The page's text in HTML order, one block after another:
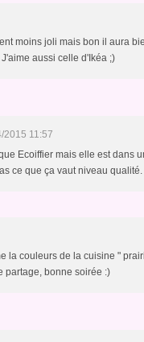
moins joli mais bon il aura
aussi celle d'Ikéa ;)
2015 11:57
Ecoiffier mais elle est dans
ce que ça vaut niveau qualité.
la couleurs de la cuisine "
partage, bonne soirée :)